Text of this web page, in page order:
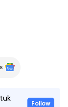
Follow